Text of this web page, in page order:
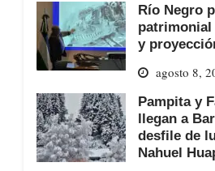
Río Negro
y
agosto 8,
Pampita y
llegan a
desfile de
Nahuel